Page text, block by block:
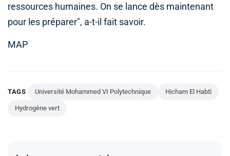
ressources humaines. On se lance dès maintenant
pour les préparer", a-t-il fait savoir.
MAP
TAGS Université Mohammed VI Polytechnique Hicham El Habti
Hydrogène vert